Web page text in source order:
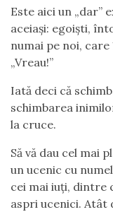
Este aici un „dar”
aceiași: egoiști,
numai pe noi,
„Vreau!”
Iată deci că
schimbarea
la cruce.
Să vă dau cel mai
un ucenic cu
cei mai iuți, dintre
aspri ucenici.